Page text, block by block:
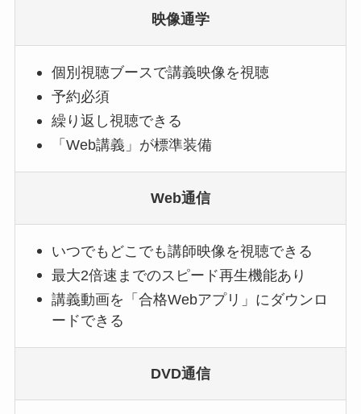
映像通学
個別視聴ブースで講義映像を視聴
予約必須
繰り返し視聴できる
「Web講義」が標準装備
Web通信
いつでもどこでも講師映像を視聴できる
最大2倍速までのスピード再生機能あり
講義動画を「合格Webアプリ」にダウンロ
ードできる
DVD通信